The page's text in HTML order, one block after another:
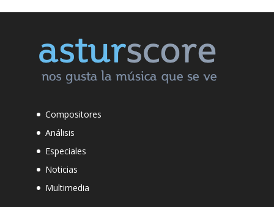
Compositores
Análisis
Especiales
Noticias
Multimedia